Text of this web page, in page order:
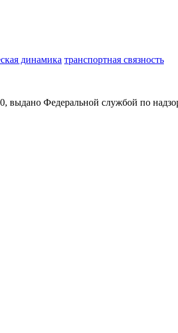
динамика транспортная связность
Федеральной службой по